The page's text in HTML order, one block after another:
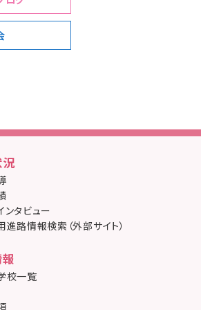
ンタビュー
路情報検索（外部サイト）
校一覧